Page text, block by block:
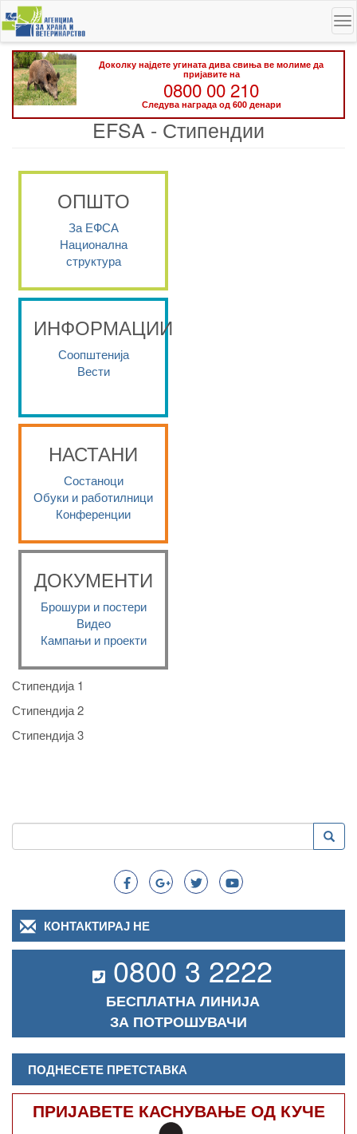
Skip
to
main
content
Доколку најдете угината дива свиња ве молиме да
пријавите на
0800 00 210
Следува награда од 600 денари
EFSA - Стипендии
ОПШТО
За ЕФСА
Национална
структура
ИНФОРМАЦИИ
Соопштенија
Вести
НАСТАНИ
Состаноци
Обуки и работилници
Конференции
ДОКУМЕНТИ
Брошури и постери
Видео
Кампањи и проекти
Стипендија 1
Стипендија 2
Стипендија 3
Search
Пребарување
КОНТАКТИРАЈ НЕ
0800 3 2222
БЕСПЛАТНА ЛИНИЈА
ЗА ПОТРОШУВАЧИ
ПОДНЕСЕТЕ ПРЕТСТАВКА
ПРИЈАВЕТЕ КАСНУВАЊЕ ОД КУЧЕ